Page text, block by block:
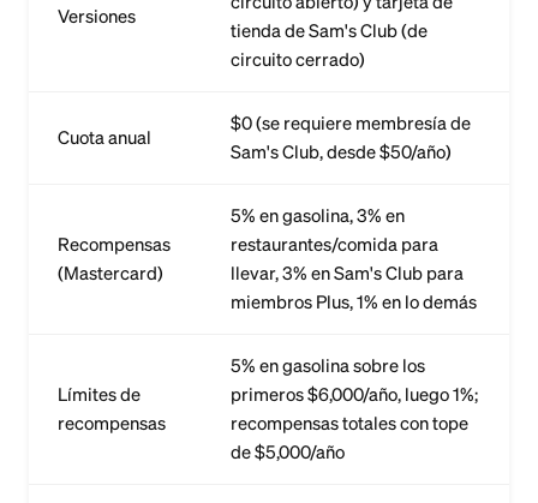
Versiones
tienda de Sam's Club (de
circuito cerrado)
Cuota anual
$0 (se requiere membresía de
Sam's Club, desde $50/año)
Recompensas
(Mastercard)
5% en gasolina, 3% en
restaurantes/comida para
llevar, 3% en Sam's Club para
miembros Plus, 1% en lo demás
Límites de
recompensas
5% en gasolina sobre los
primeros $6,000/año, luego 1%;
recompensas totales con tope
de $5,000/año